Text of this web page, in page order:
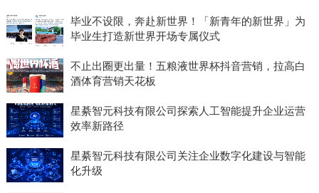
毕业不设限，奔赴新世界！「新青年的新世界」为
毕业生打造新世界开场专属仪式
不止出圈更出量！五粮液世界杯抖音营销，拉高白
酒体育营销天花板
星綦智元科技有限公司探索人工智能提升企业运营
效率新路径
星綦智元科技有限公司关注企业数字化建设与智能
化升级